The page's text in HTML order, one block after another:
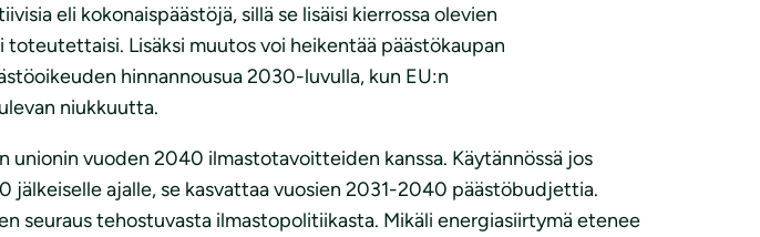
eli kokonaispäästöjä, sillä se lisäisi kierrossa olevien
Lisäksi muutos voi heikentää päästökaupan
hinnannousua 2030-luvulla, kun EU:n
niukkuutta.
unionin vuoden 2040 ilmastotavoitteiden kanssa. Käytännössä jos
ajalle, se kasvattaa vuosien 2031-2040 päästöbudjettia.
seuraus tehostuvasta ilmastopolitiikasta. Mikäli energiasiirtymä etenee